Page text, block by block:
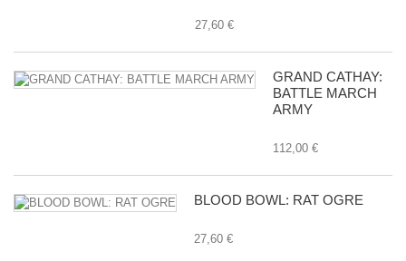
27,60 €
GRAND CATHAY:
BATTLE MARCH
ARMY
112,00 €
BLOOD BOWL: RAT OGRE
27,60 €